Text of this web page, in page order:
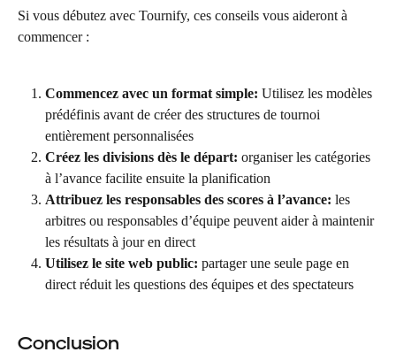
Si vous débutez avec Tournify, ces conseils vous aideront à
commencer :
Commencez avec un format simple: Utilisez les modèles
prédéfinis avant de créer des structures de tournoi
entièrement personnalisées
Créez les divisions dès le départ: organiser les catégories
à l’avance facilite ensuite la planification
Attribuez les responsables des scores à l’avance: les
arbitres ou responsables d’équipe peuvent aider à maintenir
les résultats à jour en direct
Utilisez le site web public: partager une seule page en
direct réduit les questions des équipes et des spectateurs
Conclusion